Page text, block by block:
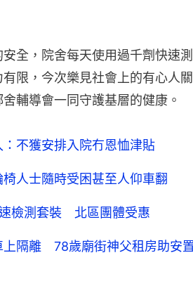
隔離 78歲廟街神父租房助安
輔導會